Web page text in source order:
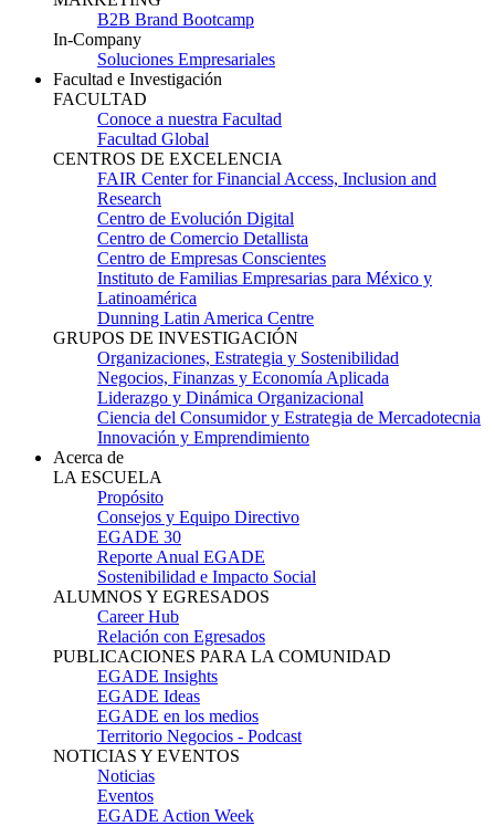
B2B Brand Bootcamp
In-Company
Soluciones Empresariales
Facultad e Investigación
FACULTAD
Conoce a nuestra Facultad
Facultad Global
CENTROS DE EXCELENCIA
FAIR Center for Financial Access, Inclusion and
Research
Centro de Evolución Digital
Centro de Comercio Detallista
Centro de Empresas Conscientes
Instituto de Familias Empresarias para México y
Latinoamérica
Dunning Latin America Centre
GRUPOS DE INVESTIGACIÓN
Organizaciones, Estrategia y Sostenibilidad
Negocios, Finanzas y Economía Aplicada
Liderazgo y Dinámica Organizacional
Ciencia del Consumidor y Estrategia de Mercadotecnia
Innovación y Emprendimiento
Acerca de
LA ESCUELA
Propósito
Consejos y Equipo Directivo
EGADE 30
Reporte Anual EGADE
Sostenibilidad e Impacto Social
ALUMNOS Y EGRESADOS
Career Hub
Relación con Egresados
PUBLICACIONES PARA LA COMUNIDAD
EGADE Insights
EGADE Ideas
EGADE en los medios
Territorio Negocios - Podcast
NOTICIAS Y EVENTOS
Noticias
Eventos
EGADE Action Week